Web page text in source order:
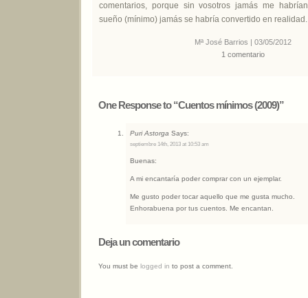
comentarios, porque sin vosotros jamás me
sueño (mínimo) jamás se habría convertido en
Mª José Barrios | 03/05/2012
1 comentario
One Response to “Cuentos mínimos (2009)”
Puri Astorga Says:
septiembre 14th, 2013 at 10:53 am
Buenas:
A mi encantaría poder comprar con un ejemplar.
Me gusto poder tocar aquello que me gusta mucho.
Enhorabuena por tus cuentos. Me encantan.
Deja un comentario
You must be logged in to post a comment.